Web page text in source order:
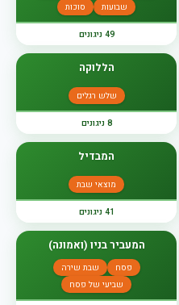
שבועות
סוכות
49 ניגונים
הללוקה
שלש רגלים
8 ניגונים
המבדיל
מוצאי שבת
41 ניגונים
המעביר בניו (ואמונה)
פסח
שבת שירה
שביעי של פסח